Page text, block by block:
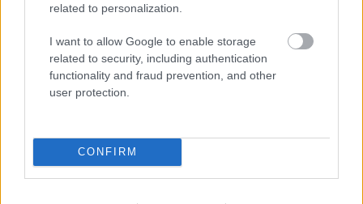
related to personalization.
I want to allow Google to enable storage
related to security, including authentication
functionality and fraud prevention, and other
user protection.
CONFIRM